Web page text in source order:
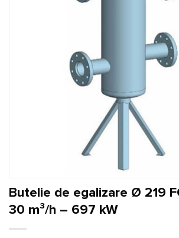
Butelie de egalizare Ø 219
30 m³/h – 697 kW